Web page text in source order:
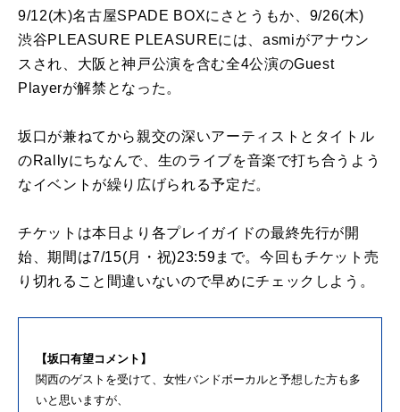
9/12(木)名古屋SPADE BOXにさとうもか、9/26(木)
渋谷PLEASURE PLEASUREには、asmiがアナウン
スされ、大阪と神戸公演を含む全4公演のGuest
Playerが解禁となった。
坂口が兼ねてから親交の深いアーティストとタイトル
のRallyにちなんで、生のライブを音楽で打ち合うよう
なイベントが繰り広げられる予定だ。
チケットは本日より各プレイガイドの最終先行が開
始、期間は7/15(月・祝)23:59まで。今回もチケット売
り切れること間違いないので早めにチェックしよう。
【坂口有望コメント】
関西のゲストを受けて、女性バンドボーカルと予想した方も多
いと思いますが、